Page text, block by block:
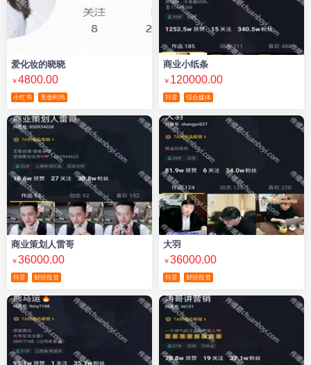
爱化妆的晓晓
￥4800.00
小红书 美妆时尚
商业小纸条
￥ 120000.00
抖音 综合媒体
商业策划人雷哥
￥36000.00
抖音 财经投资
大羽
￥36000.00
抖音 财经投资